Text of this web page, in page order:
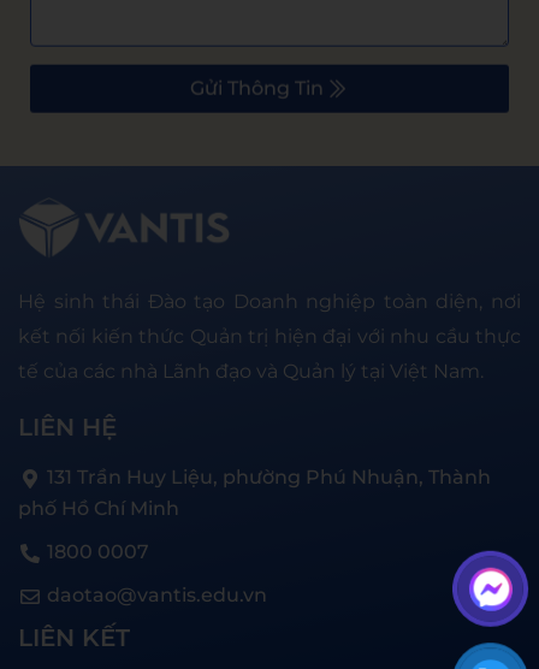
Gửi Thông Tin
Hệ sinh thái Đào tạo Doanh nghiệp toàn diện, nơi
kết nối kiến thức Quản trị hiện đại với nhu cầu thực
tế của các nhà Lãnh đạo và Quản lý tại Việt Nam.
LIÊN HỆ
131 Trần Huy Liệu, phường Phú Nhuận, Thành
phố Hồ Chí Minh
1800 0007
daotao@vantis.edu.vn
LIÊN KẾT